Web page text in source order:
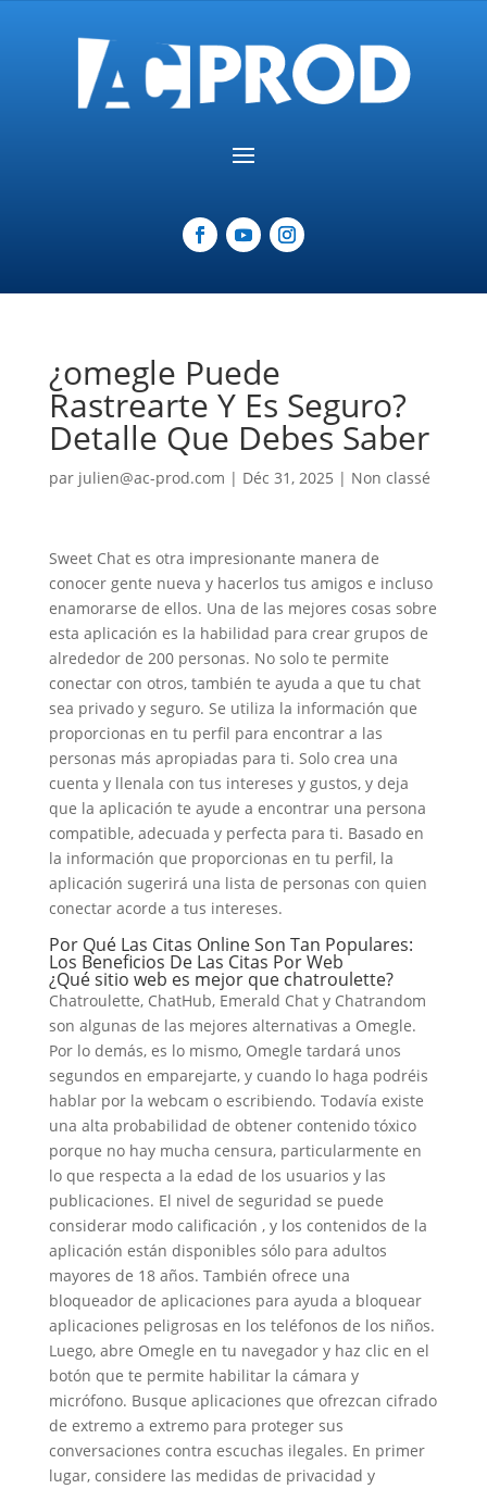
¿omegle Puede
Rastrearte Y Es Seguro?
Detalle Que Debes Saber
par julien@ac-prod.com | Déc 31, 2025 | Non classé
Sweet Chat es otra impresionante manera de
conocer gente nueva y hacerlos tus amigos e incluso
enamorarse de ellos. Una de las mejores cosas sobre
esta aplicación es la habilidad para crear grupos de
alrededor de 200 personas. No solo te permite
conectar con otros, también te ayuda a que tu chat
sea privado y seguro. Se utiliza la información que
proporcionas en tu perfil para encontrar a las
personas más apropiadas para ti. Solo crea una
cuenta y llenala con tus intereses y gustos, y deja
que la aplicación te ayude a encontrar una persona
compatible, adecuada y perfecta para ti. Basado en
la información que proporcionas en tu perfil, la
aplicación sugerirá una lista de personas con quien
conectar acorde a tus intereses.
Por Qué Las Citas Online Son Tan Populares:
Los Beneficios De Las Citas Por Web
¿Qué sitio web es mejor que chatroulette?
Chatroulette, ChatHub, Emerald Chat y Chatrandom
son algunas de las mejores alternativas a Omegle.
Por lo demás, es lo mismo, Omegle tardará unos
segundos en emparejarte, y cuando lo haga podréis
hablar por la webcam o escribiendo. Todavía existe
una alta probabilidad de obtener contenido tóxico
porque no hay mucha censura, particularmente en
lo que respecta a la edad de los usuarios y las
publicaciones. El nivel de seguridad se puede
considerar modo calificación , y los contenidos de la
aplicación están disponibles sólo para adultos
mayores de 18 años. También ofrece una
bloqueador de aplicaciones para ayuda a bloquear
aplicaciones peligrosas en los teléfonos de los niños.
Luego, abre Omegle en tu navegador y haz clic en el
botón que te permite habilitar la cámara y
micrófono. Busque aplicaciones que ofrezcan cifrado
de extremo a extremo para proteger sus
conversaciones contra escuchas ilegales. En primer
lugar, considere las medidas de privacidad y